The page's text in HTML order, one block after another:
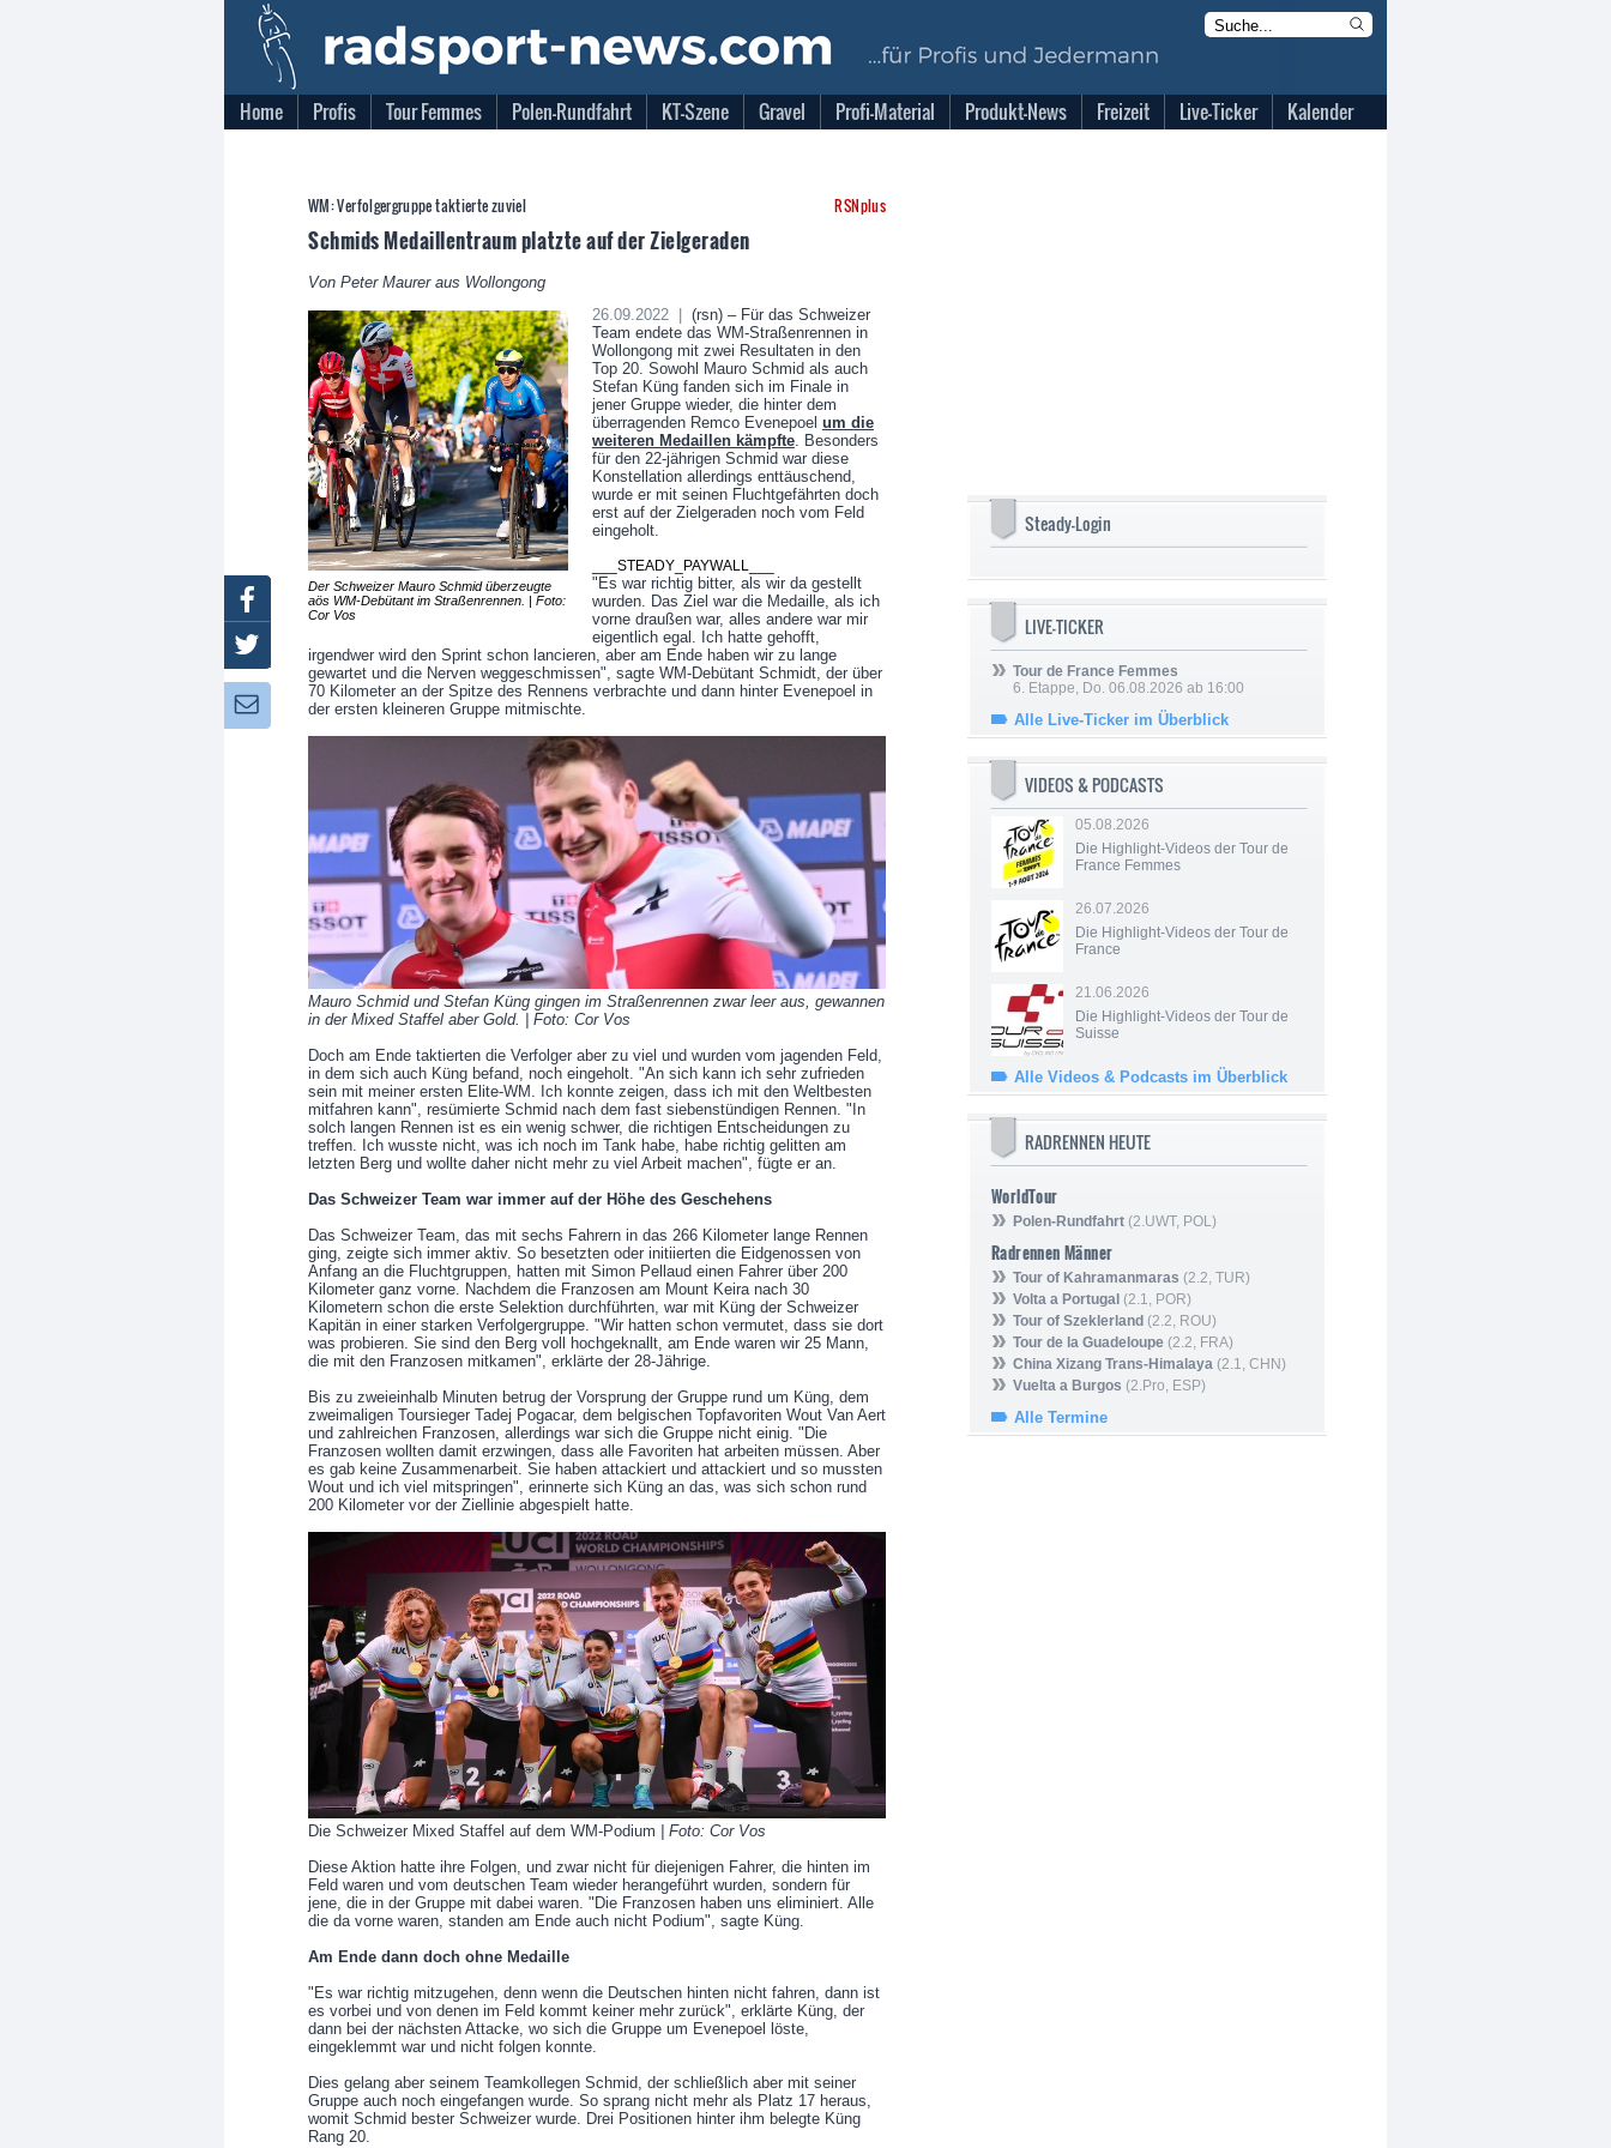
Home Profis Tour Femmes Polen-Rundfahrt KT-Szene Gravel Profi-Material Produkt-News Freizeit Live-Ticker Kalender
RSNplus
WM: Verfolgergruppe taktierte zuviel
Schmids Medaillentraum platzte auf der Zielgeraden
Von Peter Maurer aus Wollongong
Der Schweizer Mauro Schmid überzeugte
aös WM-Debütant im Straßenrennen. | Foto:
Cor Vos
26.09.2022 |
(rsn) – Für das Schweizer
Team endete das WM-Straßenrennen in
Wollongong mit zwei Resultaten in den
Top 20. Sowohl Mauro Schmid als auch
Stefan Küng fanden sich im Finale in
jener Gruppe wieder, die hinter dem
überragenden Remco Evenepoel um die
weiteren Medaillen kämpfte. Besonders
für den 22-jährigen Schmid war diese
Konstellation allerdings enttäuschend,
wurde er mit seinen Fluchtgefährten doch
erst auf der Zielgeraden noch vom Feld
eingeholt.
___STEADY_PAYWALL___
"Es war richtig bitter, als wir da gestellt
wurden. Das Ziel war die Medaille, als ich
vorne draußen war, alles andere war mir
eigentlich egal. Ich hatte gehofft,
irgendwer wird den Sprint schon lancieren, aber am Ende haben wir zu lange
gewartet und die Nerven weggeschmissen", sagte WM-Debütant Schmidt, der über
70 Kilometer an der Spitze des Rennens verbrachte und dann hinter Evenepoel in
der ersten kleineren Gruppe mitmischte.
Mauro Schmid und Stefan Küng gingen im Straßenrennen zwar leer aus, gewannen
in der Mixed Staffel aber Gold. | Foto: Cor Vos
Doch am Ende taktierten die Verfolger aber zu viel und wurden vom jagenden Feld,
in dem sich auch Küng befand, noch eingeholt. "An sich kann ich sehr zufrieden
sein mit meiner ersten Elite-WM. Ich konnte zeigen, dass ich mit den Weltbesten
mitfahren kann", resümierte Schmid nach dem fast siebenstündigen Rennen. "In
solch langen Rennen ist es ein wenig schwer, die richtigen Entscheidungen zu
treffen. Ich wusste nicht, was ich noch im Tank habe, habe richtig gelitten am
letzten Berg und wollte daher nicht mehr zu viel Arbeit machen", fügte er an.
Das Schweizer Team war immer auf der Höhe des Geschehens
Das Schweizer Team, das mit sechs Fahrern in das 266 Kilometer lange Rennen
ging, zeigte sich immer aktiv. So besetzten oder initiierten die Eidgenossen von
Anfang an die Fluchtgruppen, hatten mit Simon Pellaud einen Fahrer über 200
Kilometer ganz vorne. Nachdem die Franzosen am Mount Keira nach 30
Kilometern schon die erste Selektion durchführten, war mit Küng der Schweizer
Kapitän in einer starken Verfolgergruppe. "Wir hatten schon vermutet, dass sie dort
was probieren. Sie sind den Berg voll hochgeknallt, am Ende waren wir 25 Mann,
die mit den Franzosen mitkamen", erklärte der 28-Jährige.
Bis zu zweieinhalb Minuten betrug der Vorsprung der Gruppe rund um Küng, dem
zweimaligen Toursieger Tadej Pogacar, dem belgischen Topfavoriten Wout Van Aert
und zahlreichen Franzosen, allerdings war sich die Gruppe nicht einig. "Die
Franzosen wollten damit erzwingen, dass alle Favoriten hat arbeiten müssen. Aber
es gab keine Zusammenarbeit. Sie haben attackiert und attackiert und so mussten
Wout und ich viel mitspringen", erinnerte sich Küng an das, was sich schon rund
200 Kilometer vor der Ziellinie abgespielt hatte.
Die Schweizer Mixed Staffel auf dem WM-Podium | Foto: Cor Vos
Diese Aktion hatte ihre Folgen, und zwar nicht für diejenigen Fahrer, die hinten im
Feld waren und vom deutschen Team wieder herangeführt wurden, sondern für
jene, die in der Gruppe mit dabei waren. "Die Franzosen haben uns eliminiert. Alle
die da vorne waren, standen am Ende auch nicht Podium", sagte Küng.
Am Ende dann doch ohne Medaille
"Es war richtig mitzugehen, denn wenn die Deutschen hinten nicht fahren, dann ist
es vorbei und von denen im Feld kommt keiner mehr zurück", erklärte Küng, der
dann bei der nächsten Attacke, wo sich die Gruppe um Evenepoel löste,
eingeklemmt war und nicht folgen konnte.
Dies gelang aber seinem Teamkollegen Schmid, der schließlich aber mit seiner
Gruppe auch noch eingefangen wurde. So sprang nicht mehr als Platz 17 heraus,
womit Schmid bester Schweizer wurde. Drei Positionen hinter ihm belegte Küng
Rang 20.
Steady-Login
LIVE-TICKER
Tour de France Femmes
6. Etappe, Do. 06.08.2026 ab 16:00
Alle Live-Ticker im Überblick
VIDEOS & PODCASTS
05.08.2026
Die Highlight-Videos der Tour de
France Femmes
26.07.2026
Die Highlight-Videos der Tour de
France
21.06.2026
Die Highlight-Videos der Tour de
Suisse
Alle Videos & Podcasts im Überblick
RADRENNEN HEUTE
WorldTour
Polen-Rundfahrt (2.UWT, POL)
Radrennen Männer
Tour of Kahramanmaras (2.2, TUR)
Volta a Portugal (2.1, POR)
Tour of Szeklerland (2.2, ROU)
Tour de la Guadeloupe (2.2, FRA)
China Xizang Trans-Himalaya (2.1, CHN)
Vuelta a Burgos (2.Pro, ESP)
Alle Termine
Facebook
Twitter
Newsletter: